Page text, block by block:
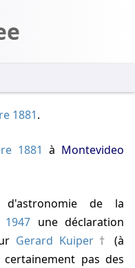
1881.
1881 à Montevideo
d'astronomie de la
1947 une déclaration
Gerard Kuiper
(à
pas des